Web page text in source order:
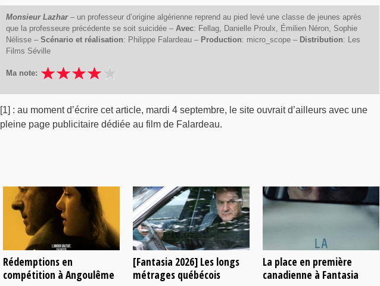
Monsieur Lazhar– un professeur d’origine algérienne reprend au pied levé une classe de jeunes après
que la professeure précédente se soit suicidée – Avec: Fellag, Danielle Proulx, Émilien Néron, Sophie
Nélisse – Scénario et réalisation: Philippe Falardeau – Production: micro_scope – Distribution: Les
Films Séville
Ma note:
[1] : au moment d’écrire cet article, mardi 4 septembre, le site ouvrait d’ailleurs avec une
pleine page publicitaire dédiée au film de Falardeau.
Rédemptions en
compétition à Angoulême
[Fantasia 2026] Les longs
métrages québécois
La place en première
canadienne à Fantasia